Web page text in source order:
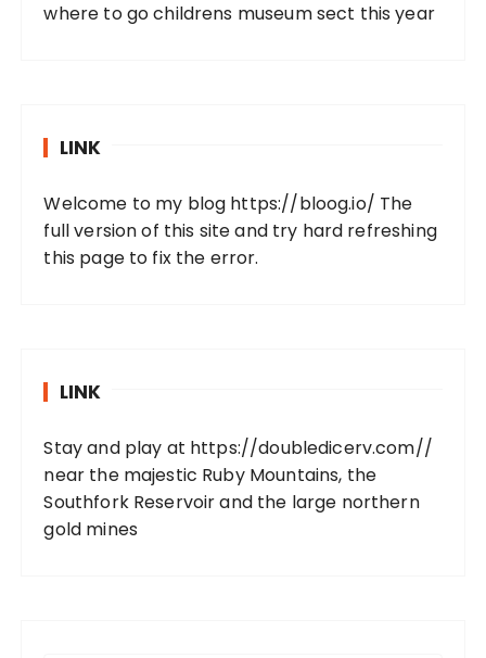
where to go childrens museum sect this year
LINK
Welcome to my blog https://bloog.io/ The
full version of this site and try hard refreshing
this page to fix the error.
LINK
Stay and play at https://doubledicerv.com//
near the majestic Ruby Mountains, the
Southfork Reservoir and the large northern
gold mines